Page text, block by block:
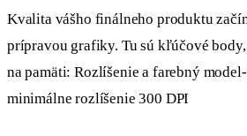
Kvalita vášho finálneho produktu
prípravou grafiky. Tu sú kľúčové
na pamäti: Rozlíšenie a farebný
minimálne rozlíšenie 300 DPI